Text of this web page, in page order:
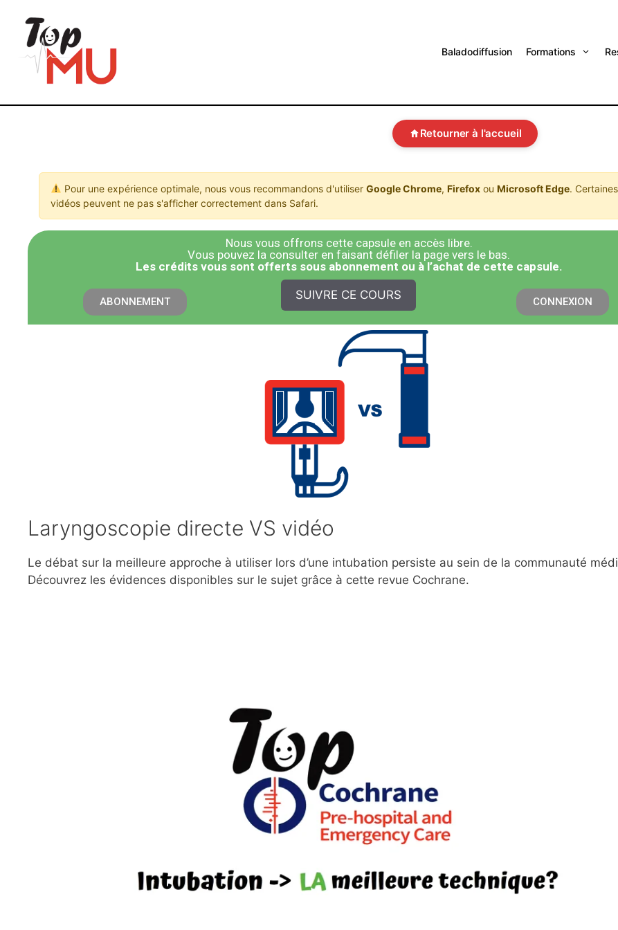
Baladodiffusion Formations
Retourner à l'accueil
Pour une expérience optimale, nous vous recommandons d'utiliser Google Chrome, Firefoxou Microsoft Edge. Certaines
vidéos peuvent ne pas s'afficher correctement dans Safari.
Nous vous offrons cette capsule en accès libre.
Vous pouvez la consulter en faisant défiler la page vers le bas.
​Les crédits vous sont offerts sous abonnement ou à l’achat de cette capsule.
ABONNEMENT SUIVRE CE COURS CONNEXION
Laryngoscopie directe VS vidéo
Le débat sur la meilleure approche à utiliser lors d’une intubation persiste au sein de la communauté
Découvrez les évidences disponibles sur le sujet grâce à cette revue Cochrane.